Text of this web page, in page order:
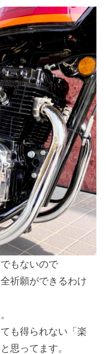
もないので
祈願ができるわけ
も得られない「楽
思ってます。